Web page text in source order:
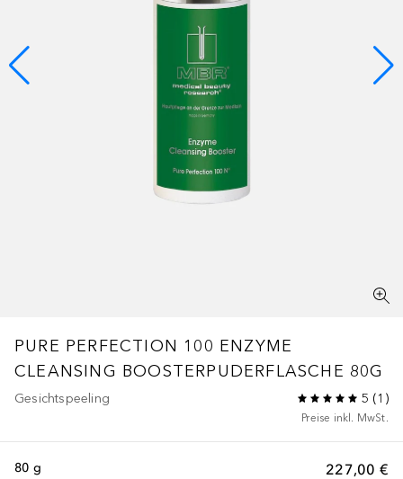
PURE PERFECTION 100 ENZYME
CLEANSING BOOSTERPUDERFLASCHE 80G
Gesichtspeeling 5 (1 )
Preise inkl. MwSt.
227,00 €
80 g